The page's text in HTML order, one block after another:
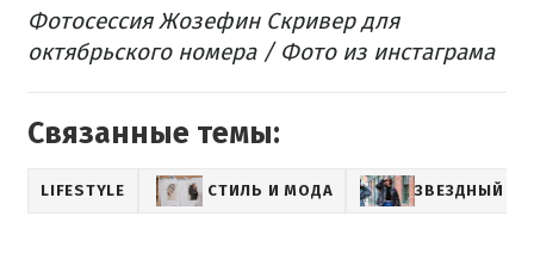
Фотосессия Жозефин Скривер для
октябрьского номера / Фото из инстаграма
Связанные темы:
LIFESTYLE СТИЛЬ И МОДА ЗВЕЗДНЫЙ